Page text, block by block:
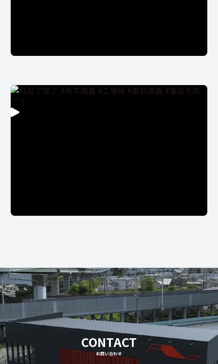
CONTACT
お問い合わせ